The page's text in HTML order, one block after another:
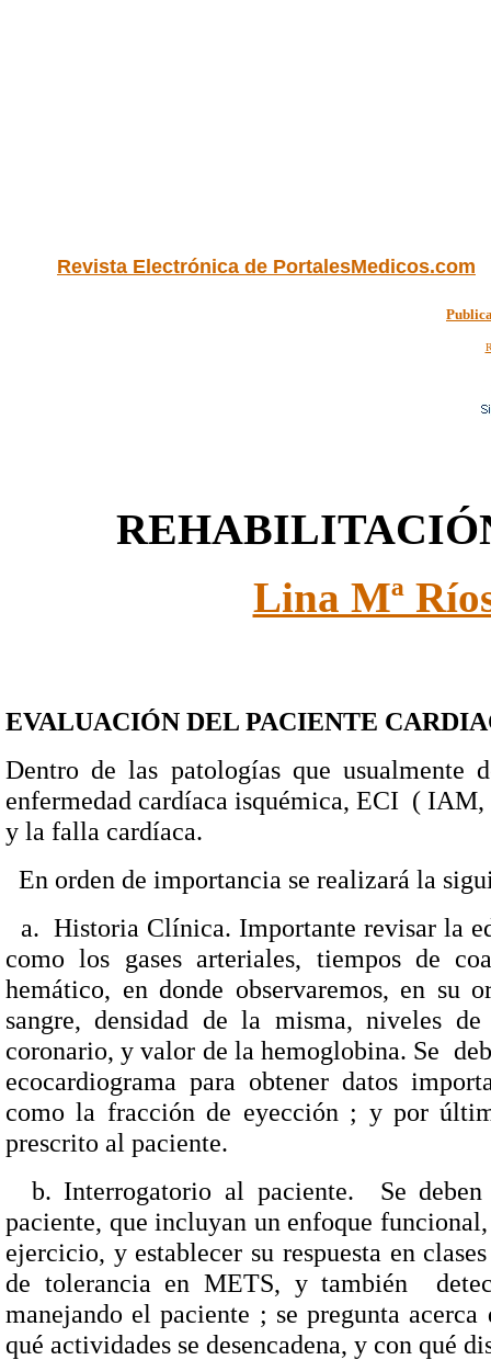
Revista Electrónica de PortalesMedicos.com
Lina Mª
EVALUACIÓN DEL PACIENTE
Dentro de las patologías que usualmente
enfermedad cardíaca isquémica, ECI (
y la falla cardíaca.
En orden de importancia se realizará la
a. Historia Clínica. Importante revisar la
como los gases arteriales, tiempos de
hemático, en donde observaremos, en su
sangre, densidad de la misma, niveles
coronario, y valor de la hemoglobina. Se
ecocardiograma para obtener datos
como la fracción de eyección ; y por
prescrito al paciente.
b. Interrogatorio al paciente.
Se
paciente, que incluyan un enfoque
ejercicio, y establecer su respuesta en
de tolerancia en METS, y también
manejando el paciente ; se pregunta
qué actividades se desencadena, y con qué